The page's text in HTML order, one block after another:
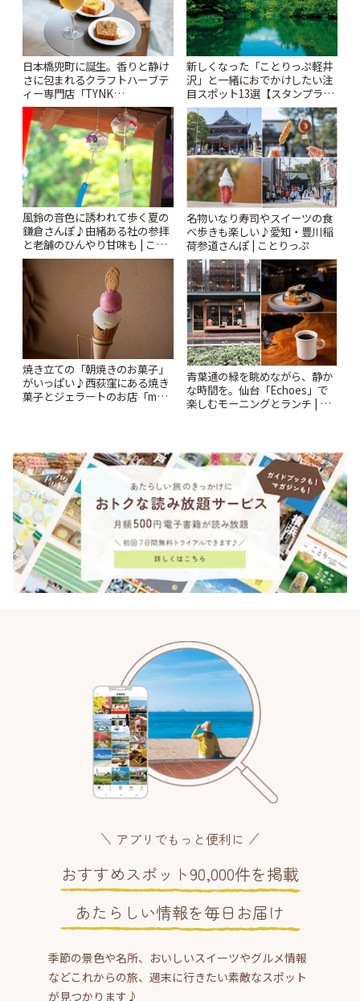
日本橋兜町に誕生。香りと静け
さに包まれるクラフトハーブテ
ィー専門店「TYNK
Kabutocho」 | ことりっぷ
新しくなった「ことりっぷ軽井
沢」と一緒におでかけしたい注
目スポット13選【スタンプラリ
ー開催中】 | ことりっぷ
風鈴の音色に誘われて歩く夏の
鎌倉さんぽ♪由緒ある社の参拝
と老舗のひんやり甘味も | こと
りっぷ
名物いなり寿司やスイーツの食
べ歩きも楽しい♪愛知・豊川稲
荷参道さんぽ | ことりっぷ
焼き立ての「朝焼きのお菓子」
がいっぱい♪西荻窪にある焼き
菓子とジェラートのお店「mUni
青葉通の緑を眺めながら、静か
な時間を。仙台「Echoes」で
楽しむモーニングとランチ | こ
アプリでもっと便利に
おすすめスポット90,000件を掲載
あたらしい情報を毎日お届け
季節の景色や名所、おいしいスイーツやグルメ情報
などこれからの旅、週末に行きたい素敵なスポット
が見つかります♪